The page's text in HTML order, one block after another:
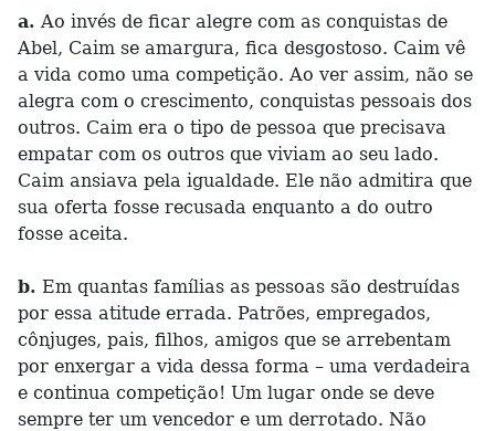
a. Ao invés de ficar alegre com as conquistas de
Abel, Caim se amargura, fica desgostoso. Caim vê
a vida como uma competição. Ao ver assim, não se
alegra com o crescimento, conquistas pessoais dos
outros. Caim era o tipo de pessoa que precisava
empatar com os outros que viviam ao seu lado.
Caim ansiava pela igualdade. Ele não admitira que
sua oferta fosse recusada enquanto a do outro
fosse aceita.
b. Em quantas famílias as pessoas são destruídas
por essa atitude errada. Patrões, empregados,
cônjuges, pais, filhos, amigos que se arrebentam
por enxergar a vida dessa forma – uma verdadeira
e continua competição! Um lugar onde se deve
sempre ter um vencedor e um derrotado. Não